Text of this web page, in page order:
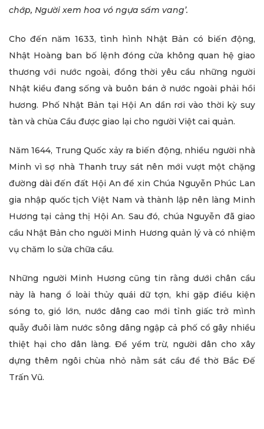
chớp, Người xem hoa vó ngựa sấm vang’.
Cho đến năm 1633, tình hình Nhật Bản có biến động,
Nhật Hoàng ban bố lệnh đóng cửa không quan hệ giao
thương với nước ngoài, đồng thời yêu cầu những người
Nhật kiều đang sống và buôn bán ở nước ngoài phải hồi
hương. Phố Nhật Bản tại Hội An dần rơi vào thời kỳ suy
tàn và chùa Cầu được giao lại cho người Việt cai quản.
Năm 1644, Trung Quốc xảy ra biến động, nhiều người nhà
Minh vì sợ nhà Thanh truy sát nên mới vượt một chặng
đường dài đến đất Hội An để xin Chúa Nguyễn Phúc Lan
gia nhập quốc tịch Việt Nam và thành lập nên làng Minh
Hương tại cảng thị Hội An. Sau đó, chúa Nguyễn đã giao
cầu Nhật Bản cho người Minh Hương quản lý và có nhiệm
vụ chăm lo sửa chữa cầu.
Những người Minh Hương cũng tin rằng dưới chân cầu
này là hang ổ loài thủy quái dữ tợn, khi gặp điều kiện
sóng to, gió lớn, nước dâng cao mới tỉnh giấc trở mình
quẫy đuôi làm nước sông dâng ngập cả phố cổ gây nhiều
thiệt hại cho dân làng. Để yểm trừ, người dân cho xây
dựng thêm ngôi chùa nhỏ nằm sát cầu để thờ Bắc Đế
Trấn Vũ.